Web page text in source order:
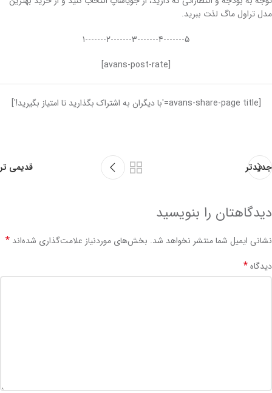
مدل تراول ماگ لذت ببرید.
۵-------۴-------۳-------۲-------۱
[avans-post-rate]
[avans-share-page title='با دیگران به اشتراک بگذارید تا امتیاز بگیرید!']
جدیدتر قدیمی تر
دیدگاهتان را بنویسید
نشانی ایمیل شما منتشر نخواهد شد. بخش‌های موردنیاز علامت‌گذاری شده‌اند *
دیدگاه*